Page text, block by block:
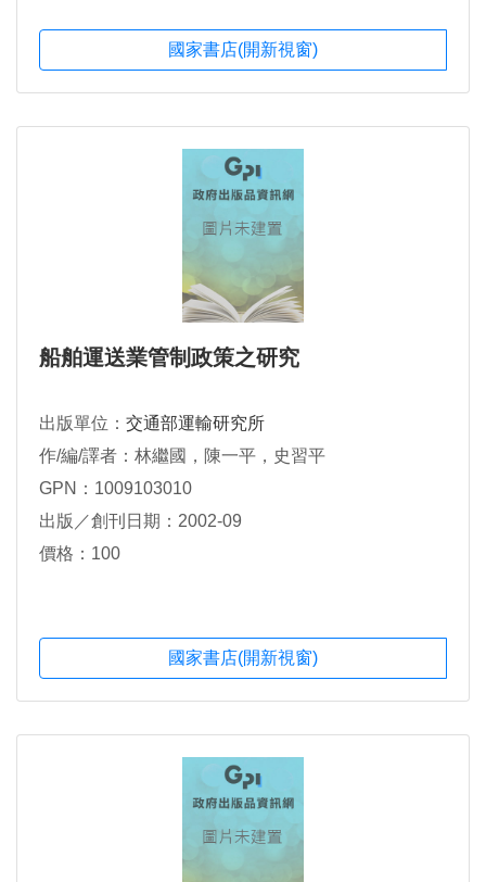
國家書店(開新視窗)
船舶運送業管制政策之研究
出版單位： 交通部運輸研究所
作/編/譯者：林繼國，陳一平，史習平
GPN：1009103010
出版／創刊日期：2002-09
價格：100
國家書店(開新視窗)